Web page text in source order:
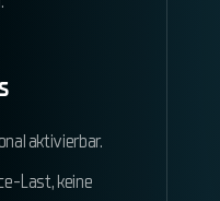
aktivierbar.
Last, keine